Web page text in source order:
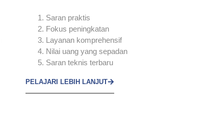
Saran praktis
Fokus peningkatan
Layanan komprehensif
Nilai uang yang sepadan
Saran teknis terbaru
PELAJARI LEBIH LANJUT